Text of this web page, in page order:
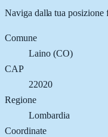
Naviga dalla tua
Comune
Laino(CO)
CAP
22020
Regione
Lombardia
Coordinate